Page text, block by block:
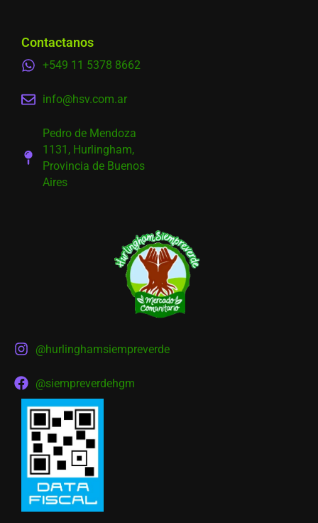
Contactanos
+549 11 5378 8662
info@hsv.com.ar
Pedro de Mendoza
1131, Hurlingham,
Provincia de Buenos
Aires
@hurlinghamsiempreverde
@siempreverdehgm